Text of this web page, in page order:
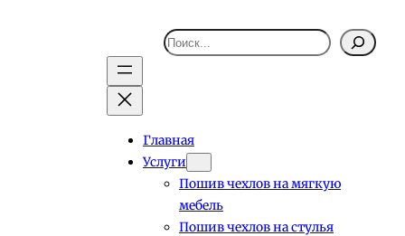
Поиск
Главная
Услуги
Пошив чехлов на мягкую
мебель
Пошив чехлов на стулья